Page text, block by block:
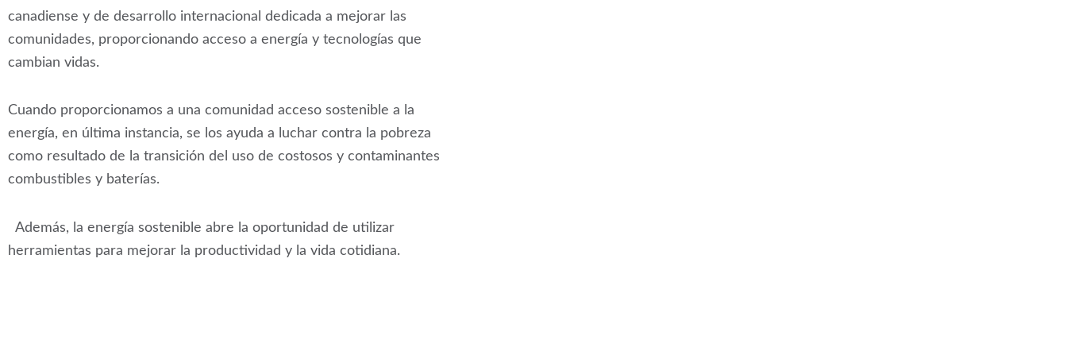
canadiense y de desarrollo internacional dedicada a mejorar las
comunidades, proporcionando acceso a energía y tecnologías que
cambian vidas.
Cuando proporcionamos a una comunidad acceso sostenible a la
energía, en última instancia, se los ayuda a luchar contra la pobreza
como resultado de la transición del uso de costosos y contaminantes
combustibles y baterías.
Además, la energía sostenible abre la oportunidad de utilizar
herramientas para mejorar la productividad y la vida cotidiana.